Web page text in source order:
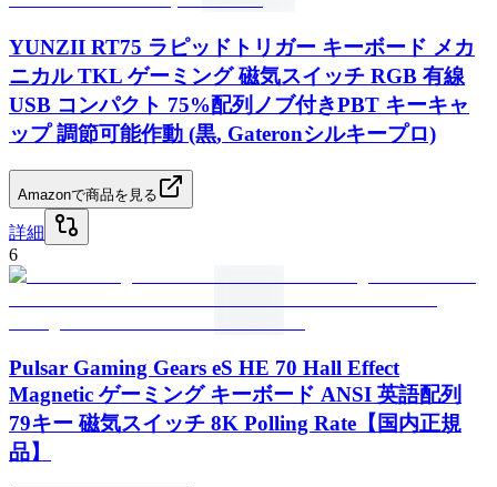
YUNZII RT75 ラピッドトリガー キーボード メカ
ニカル TKL ゲーミング 磁気スイッチ RGB 有線
USB コンパクト 75%配列ノブ付きPBT キーキャ
ップ 調節可能作動 (黒, Gateronシルキープロ)
Amazonで商品を見る
詳細
6
Pulsar Gaming Gears eS HE 70 Hall Effect
Magnetic ゲーミング キーボード ANSI 英語配列
79キー 磁気スイッチ 8K Polling Rate【国内正規
品】